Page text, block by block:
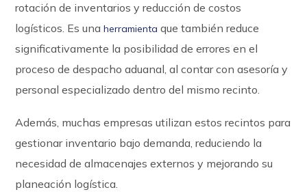
rotación de inventarios y reducción de costos
logísticos. Es unaherramienta que también reduce
significativamente la posibilidad de errores en el
proceso de despacho aduanal, al contar con asesoría y
personal especializado dentro del mismo recinto.
Además, muchas empresas utilizan estos recintos para
gestionar inventario bajo demanda, reduciendo la
necesidad de almacenajes externos y mejorando su
planeación logística.